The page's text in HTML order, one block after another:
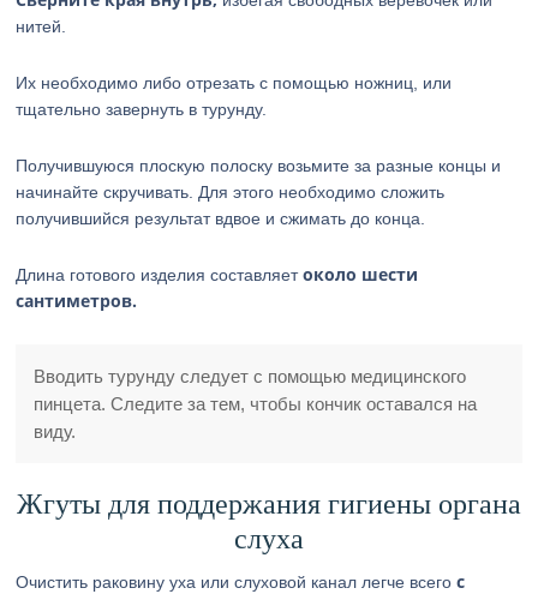
нитей.
Их необходимо либо отрезать с помощью ножниц, или
тщательно завернуть в турунду.
Получившуюся плоскую полоску возьмите за разные концы и
начинайте скручивать. Для этого необходимо сложить
получившийся результат вдвое и сжимать до конца.
Длина готового изделия составляетоколо шести
сантиметров.
Вводить турунду следует с помощью медицинского
пинцета. Следите за тем, чтобы кончик оставался на
виду.
Жгуты для поддержания гигиены органа
слуха
Очистить раковину уха или слуховой канал легче всегос